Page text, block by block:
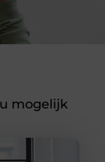
mogelijk